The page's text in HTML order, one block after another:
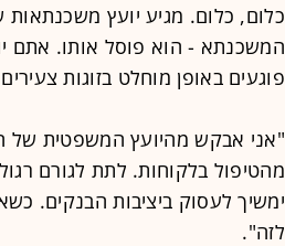
כלום, כלום. מגיע יועץ
המשכנתא - הוא פוסל אותו. אתם
פוגעים באופן מוחלט בזוגות
"אני אבקש מהיועץ המשפטית של
מהטיפול בלקוחות. לתת לגורם
ימשיך לעסוק ביציבות הבנקים.
לזה".